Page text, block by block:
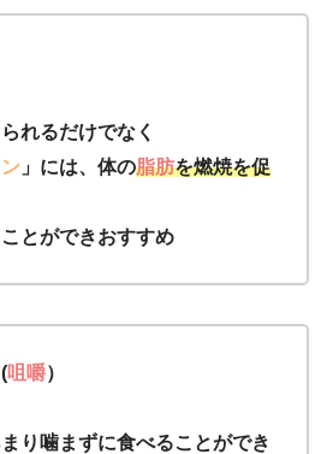
れるだけでなく
」には、体の脂肪を燃焼を促
とができおすすめ
咀嚼）
り噛まずに食べることができ